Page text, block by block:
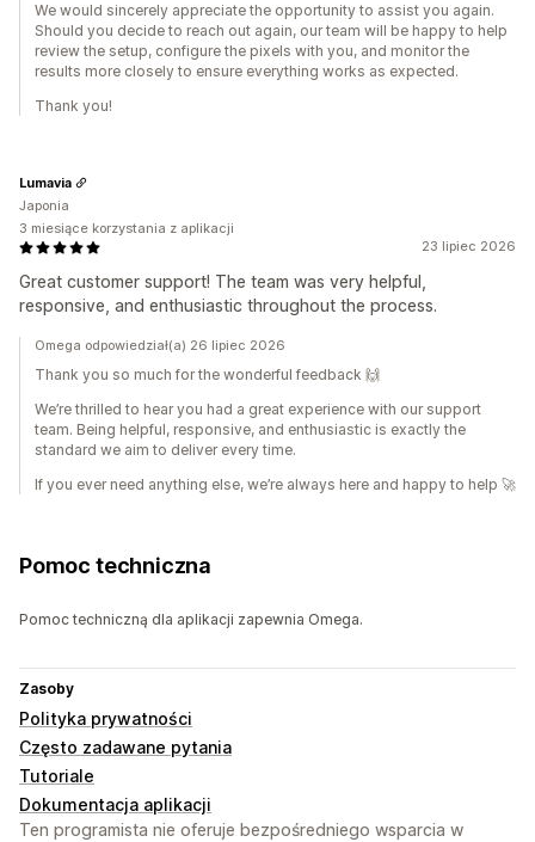
We would sincerely appreciate the opportunity to assist you again.
Should you decide to reach out again, our team will be happy to help
review the setup, configure the pixels with you, and monitor the
results more closely to ensure everything works as expected.
Thank you!
23 lipiec 2026
Great customer support! The team was very helpful,
responsive, and enthusiastic throughout the process.
Lumavia
Japonia
3 miesiące korzystania z aplikacji
Omega odpowiedział(a) 26 lipiec 2026
Thank you so much for the wonderful feedback 🙌
We’re thrilled to hear you had a great experience with our support
team. Being helpful, responsive, and enthusiastic is exactly the
standard we aim to deliver every time.
If you ever need anything else, we’re always here and happy to help 🚀
Pomoc techniczna
Pomoc techniczną dla aplikacji zapewnia Omega.
Zasoby
Polityka prywatności
Często zadawane pytania
Tutoriale
Dokumentacja aplikacji
Ten programista nie oferuje bezpośredniego wsparcia w